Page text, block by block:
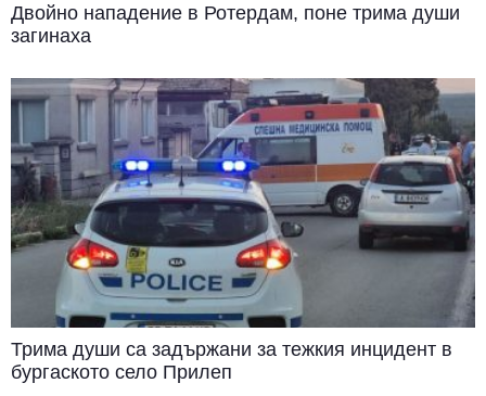
Двойно нападение в Ротердам, поне трима души
загинаха
Трима души са задържани за тежкия инцидент в
бургаското село Прилеп